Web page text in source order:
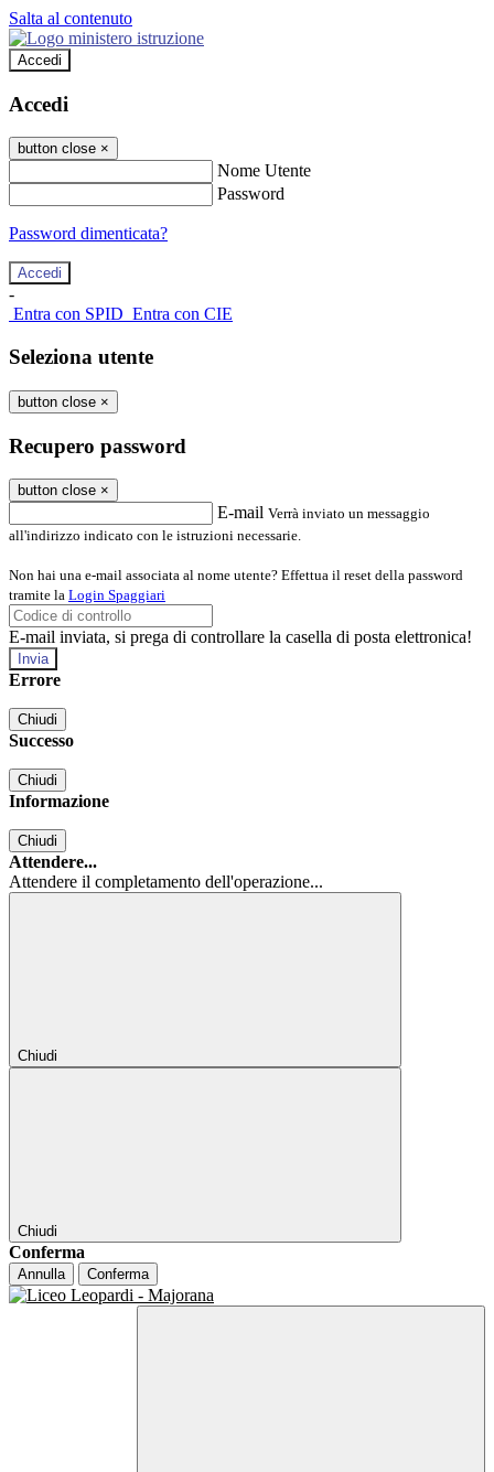
Salta al contenuto
Accedi
Accedi
button close ×
Nome Utente
Password
Password dimenticata?
-
Entra con SPID Entra con CIE
Seleziona utente
button close ×
Recupero password
button close ×
E-mail Verrà inviato un messaggio
all'indirizzo indicato con le istruzioni necessarie.
Non hai una e-mail associata al nome utente? Effettua il reset della password
tramite la Login Spaggiari
E-mail inviata, si prega di controllare la casella di posta elettronica!
Errore
Chiudi
Successo
Chiudi
Informazione
Chiudi
Attendere...
Attendere il completamento dell'operazione...
Chiudi
Chiudi
Conferma
Annulla Conferma